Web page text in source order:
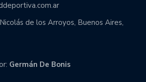
de los Arroyos, Buenos Aires,
Germán De Bonis